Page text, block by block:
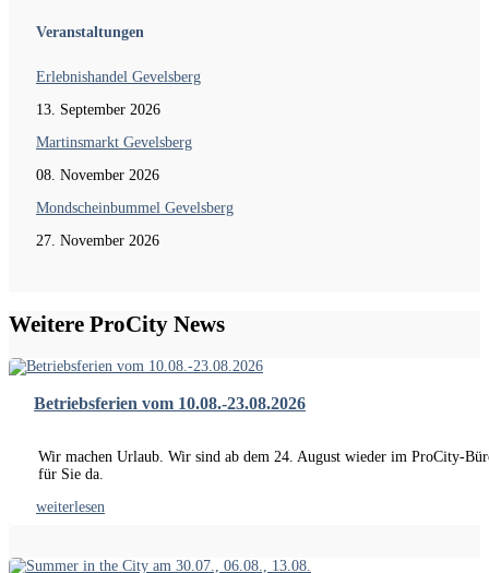
Veranstaltungen
Erlebnishandel Gevelsberg
13. September 2026
Martinsmarkt Gevelsberg
08. November 2026
Mondscheinbummel Gevelsberg
27. November 2026
Weitere ProCity News
Betriebsferien vom 10.08.-23.08.2026
Wir machen Urlaub. Wir sind ab dem 24. August wieder im ProCity-
für Sie da.
weiterlesen